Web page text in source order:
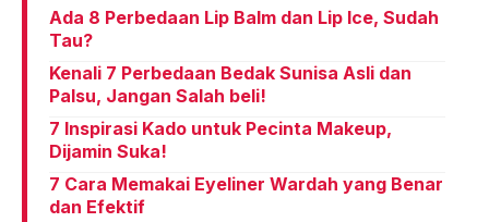
Ada 8 Perbedaan Lip Balm dan Lip Ice, Sudah
Tau?
Kenali 7 Perbedaan Bedak Sunisa Asli dan
Palsu, Jangan Salah beli!
7 Inspirasi Kado untuk Pecinta Makeup,
Dijamin Suka!
7 Cara Memakai Eyeliner Wardah yang Benar
dan Efektif